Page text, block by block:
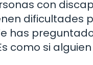
con
dificultades
has
como si